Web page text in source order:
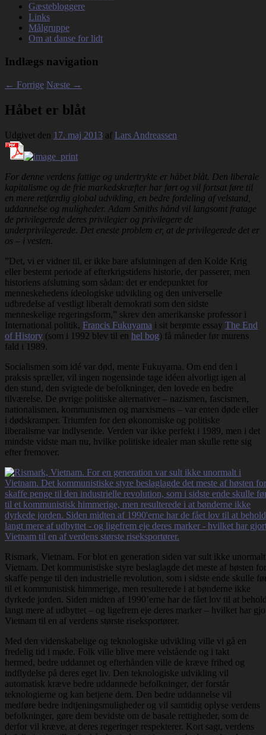
Gæstebloggere
Links
Målgruppe
Om at danse for lidt
Indlægs navigation
← Forrige Næste →
Håbet er blåt
Udgivet den 17. maj 2013 af Lars Andreassen
For denne verdens fattige og undertrykte er håbet blåt. Den liberale
kapitalisme og de frie markedskræfter har ført og vil fortsat føre til
en mere retfærdig global udvikling, en bedre fordeling af velstand,
uddannelse og muligheder. Adam Smiths hånd vil langsomt fratage
de privilegerede deres privilegier og privilegere de
underprivilegerede. Det eneste problem er, at de privilegerede det er
os – i vesten.
”Det, vi er vidner til, er ikke bare afslutningen af ​​den Kolde Krig
eller bestemt periode af efterkrigstidens historie, der passerer, men ​​
historiens afslutning som sådan: det er endepunktet for
menneskehedens ideologiske udvikling og den universelle
udbredelse af vestligt liberalt demokrati som den sidste
menneskelige regeringsform,” skrev den amerikanske professor i
International politik, Francis Fukuyama i sit berømte essay The End
of History (som i 1992 blev til en hel bog) få måneder før murens
fald i 1989.
Socialismen som idé var død, mente Fukuyama. Om end den i
praksis spræller, vil ingen nogensinde tage idéen alvorligt igen al
den stund, den svigtede de befolkninger, den lovede en bedre
tilværelse. De øvrige politiske alternativer – nazismen, fascismen,
nationalismen, kommunismen og marxismens – var enten døde eller
i dødskramper. Triumfen for den økonomiske og politiske
liberalisme var indlysende. Verden var ikke perfekt i 1989, men i det
mindste vidste man nu, hvilke politiske idealer man skulle rette sig
efter fremover.
Rismark, Vietnam. For blot en generation siden var sult ikke
Vietnam. Det kommunistiske styre beslaglagde det meste af høsten
skaffe penge til den industrielle revolution, som i sidste ende skulle
til et kommunistisk himmerige, men resulterede i at bønderne ikke
dyrkede jorden. Siden midten af 1990’erne har de fået lov til at
langt mere af udbyttet – og ligefrem eje deres marker – hvilket har
Vietnam til en af verdens største riseksportører.
Med den videnskabelige og teknologiske udvikling ville vi gå en
fredelig tid i møde. Folk ville blive mere velstående og i takt
hermed, bedre uddannet og efterhånden ville de kræve frihed og
indflydelse på deres eget liv. Den teknologiske udvikling vil
automatisk kræve bedre uddannede befolkninger, der forstår
teknologierne og kan betjene dem. Den bedre uddannelse vil
medføre bedre indtjeningsmuligheder og vil samtidig oplyse verdens
befolkninger, gøre dem bevidste om de basale rettigheder, som de
derfor vil kræve, at deres regeringer respekterer. Kort sagt, verdens